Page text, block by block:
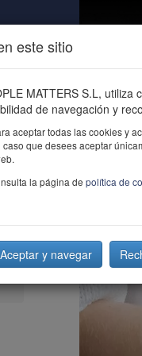
este sitio
MATTERS S.L, utiliza
de navegación y
aceptar todas las cookies y
que desees aceptar
la página de política de
Aceptar y navegar